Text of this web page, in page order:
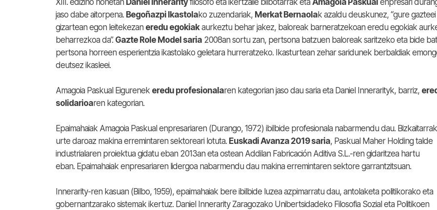
XIII. edizino honetan Daniel Innerarityfilosofo eta ikertzaile bilbotarrak eta Amagoia Paskual enpresari
jaso dabe aitorpena. Begoñazpi Ikastolako zuzendariak, Merkat Bernaolak azaldu deuskunez, “gure gazteei
gizartean egon leitekezan eredu egokiakaurkeztu behar jakez, baloreak barneratzekoan eredu egokiak
beharrezkoa da”. Gazte Role Model saria 2008an sortu zan, pertsona batzuen baloreak saritzeko eta bide
pertsona horreen esperientzia ikastolako geletara hurreratzeko. Ikasturtean zehar saridunek berbaldiak
deutsez ikasleei.
Amagoia Paskual Eigurenek eredu profesionalaren kategorian jaso dau saria eta Daniel Innerarityk, barriz,
solidarioaren kategorian.
Epaimahaiak Amagoia Paskual enpresariaren (Durango, 1972) ibilbide profesionala nabarmendu dau.
urte daroaz makina erremintaren sektoreari lotuta. Euskadi Avanza 2019 saria, Paskual Maher Holding talde
industrialaren proiektua gidatu eban 2013an eta ostean Addilan Fabricación Aditiva S.L.-ren gidaritzea hartu
eban. Epaimahaiak enpresariaren lidergoa nabarmendu dau makina erremintaren sektore garrantzitsuan.
Innerarity-ren kasuan (Bilbo, 1959), epaimahaiak bere ibilbide luzea azpimarratu dau, antolaketa politikorako eta
gobernantzarako sistemak ikertuz. Daniel Innerarity Zaragozako Unibertsidadeko Filosofia Sozial eta Politikoen